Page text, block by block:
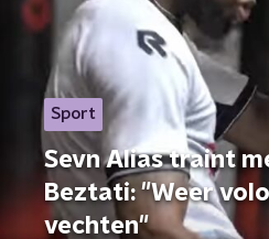
Sport
Sevn Alias traint
Beztati: "Weer
vechten"